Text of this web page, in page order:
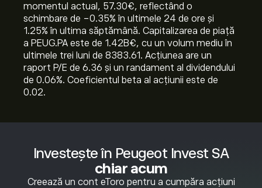
Investește în Peugeot Invest SA
chiar acum
Creează un cont eToro pentru a cumpăra acțiuni
momentul actual, 57.30‎€‎, reflectând o
schimbare de ‎-0.35‎% în ultimele 24 de ore și
‎1.25‎% în ultima săptămână. Capitalizarea de piață
a PEUG.PA este de 1.42B‎€‎, cu un volum mediu în
ultimele trei luni de 8383.61. Acțiunea are un
raport P/E de 6.36 și un randament al dividendului
de 0.06%. Coeficientul beta al acțiunii este de
0.02.